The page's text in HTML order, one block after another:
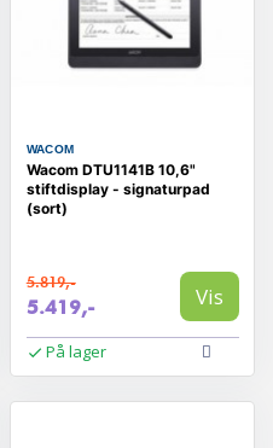
WACOM
Wacom DTU1141B 10,6"
stiftdisplay - signaturpad
(sort)
5.819,-
5.419,- Vis
På lager